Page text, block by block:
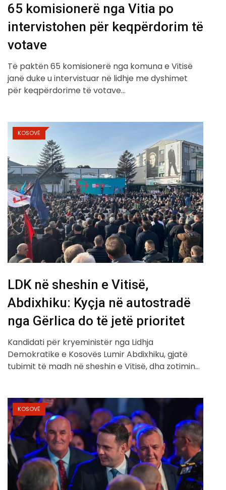
65 komisionerë nga Vitia po
intervistohen për keqpërdorim të
votave
Të paktën 65 komisionerë nga komuna e Vitisë
janë duke u intervistuar në lidhje me dyshimet
për keqpërdorime të votave…
KOSOVË
LDK në sheshin e Vitisë,
Abdixhiku: Kyçja në autostradë
nga Gërlica do të jetë prioritet
Kandidati për kryeministër nga Lidhja
Demokratike e Kosovës Lumir Abdixhiku, gjatë
tubimit të madh në sheshin e Vitisë, dha zotimin…
KOSOVË